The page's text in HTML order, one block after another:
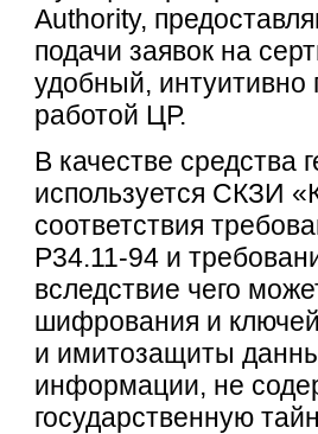
Authority,
подачи заявок на
удобный, интуитивно
работой ЦР.
В качестве
используется СКЗИ
соответствия
Р34.11-94 и
вследствие чего
шифрования и
и имитозащиты
информации, не
государственную